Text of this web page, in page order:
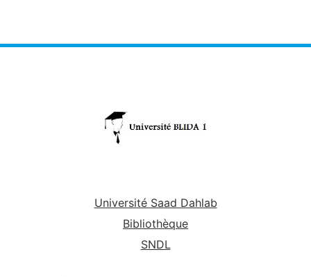
Université Saad Dahlab
Bibliothèque
SNDL